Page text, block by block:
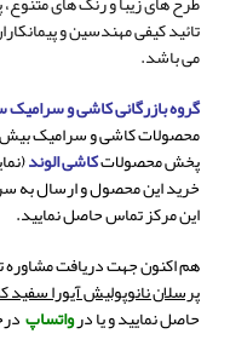
تائید کیفی مهندسین و
می باشد.
گروه بازرگانی کاشی و
پخش محصولاتکاشی الوند
خرید این محصول و ارسال به
این مرکز تماس حاصل نمایید.
هم اکنون جهت دریافت
پرسلان نانوپولیش آیورا سفید
حاصل نمایید و یا درواتساپ